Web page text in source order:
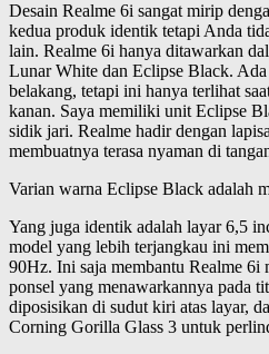
Desain Realme 6i sangat mirip
kedua produk identik tetapi Anda
lain. Realme 6i hanya ditawarkan
Lunar White dan Eclipse Black. Ada
belakang, tetapi ini hanya terlihat
kanan. Saya memiliki unit Eclipse
sidik jari. Realme hadir dengan
membuatnya terasa nyaman di
Varian warna Eclipse Black adalah
Yang juga identik adalah layar 6,5
model yang lebih terjangkau ini
90Hz. Ini saja membantu Realme 6i
ponsel yang menawarkannya pada
diposisikan di sudut kiri atas layar,
Corning Gorilla Glass 3 untuk